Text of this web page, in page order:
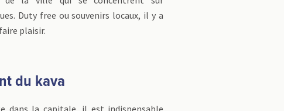
Duty free ou souvenirs locaux, il y a
plaisir.
du kava
dans la capitale, il est indispensable